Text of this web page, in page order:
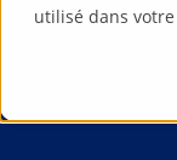
utilisé dans